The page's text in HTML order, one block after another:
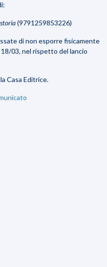
(9791259853226)
di non esporre fisicamente
03, nel rispetto del lancio
Casa Editrice.